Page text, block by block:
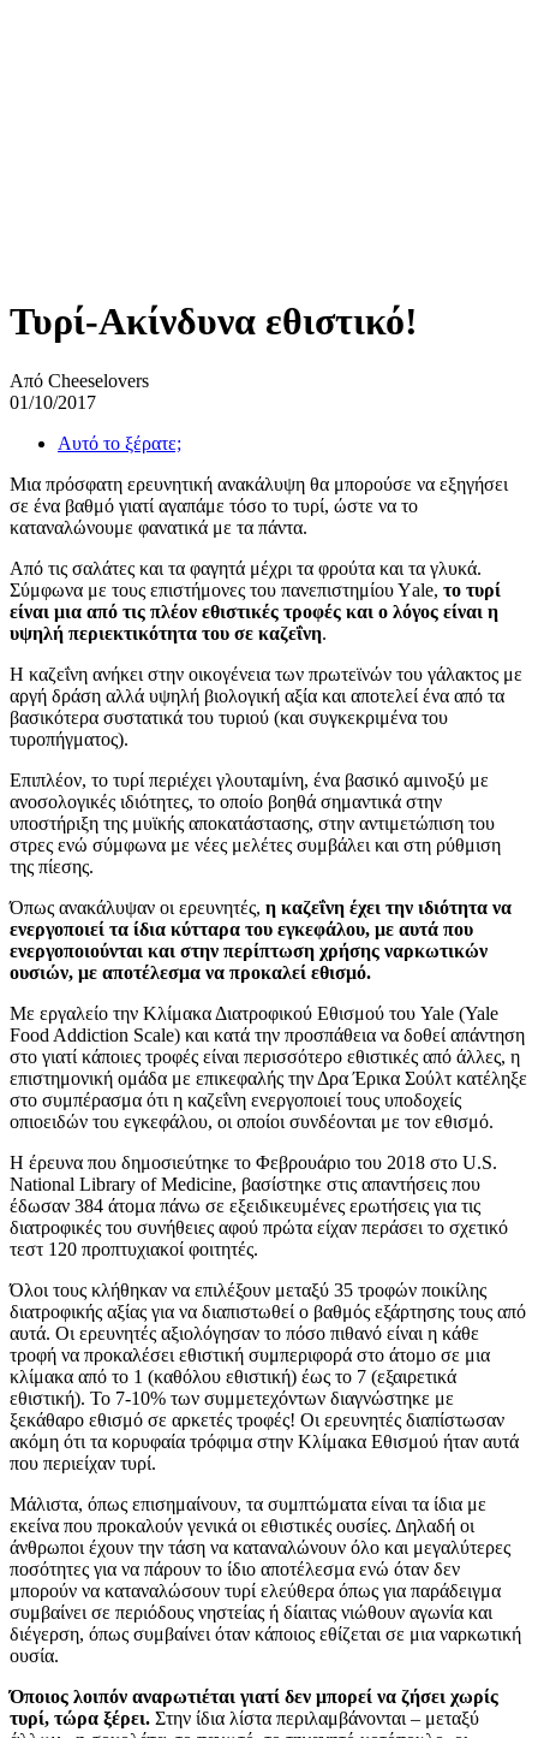
Τυρί-Ακίνδυνα εθιστικό!
Από Cheeselovers
01/10/2017
Αυτό το ξέρατε;
Μια πρόσφατη ερευνητική ανακάλυψη θα μπορούσε να εξηγήσει
σε ένα βαθμό γιατί αγαπάμε τόσο το τυρί, ώστε να το
καταναλώνουμε φανατικά με τα πάντα.
Από τις σαλάτες και τα φαγητά μέχρι τα φρούτα και τα γλυκά.
Σύμφωνα με τους επιστήμονες του πανεπιστημίου Υale, το τυρί
είναι μια από τις πλέον εθιστικές τροφές και ο λόγος είναι η
υψηλή περιεκτικότητα του σε καζεΐνη.
Η καζεΐνη ανήκει στην οικογένεια των πρωτεϊνών του γάλακτος με
αργή δράση αλλά υψηλή βιολογική αξία και αποτελεί ένα από τα
βασικότερα συστατικά του τυριού (και συγκεκριμένα του
τυροπήγματος).
Επιπλέον, το τυρί περιέχει γλουταμίνη, ένα βασικό αμινοξύ με
ανοσολογικές ιδιότητες, το οποίο βοηθά σημαντικά στην
υποστήριξη της μυϊκής αποκατάστασης, στην αντιμετώπιση του
στρες ενώ σύμφωνα με νέες μελέτες συμβάλει και στη ρύθμιση
της πίεσης.
Όπως ανακάλυψαν οι ερευνητές, η καζεΐνη έχει την ιδιότητα να
ενεργοποιεί τα ίδια κύτταρα του εγκεφάλου, με αυτά που
ενεργοποιούνται και στην περίπτωση χρήσης ναρκωτικών
ουσιών, με αποτέλεσμα να προκαλεί εθισμό.
Με εργαλείο την Κλίμακα Διατροφικού Εθισμού του Yale (Yale
Food Addiction Scale) και κατά την προσπάθεια να δοθεί απάντηση
στο γιατί κάποιες τροφές είναι περισσότερο εθιστικές από άλλες, η
επιστημονική ομάδα με επικεφαλής την Δρα Έρικα Σούλτ κατέληξε
στο συμπέρασμα ότι η καζεΐνη ενεργοποιεί τους υποδοχείς
οπιοειδών του εγκεφάλου, οι οποίοι συνδέονται με τον εθισμό.
Η έρευνα που δημοσιεύτηκε το Φεβρουάριο του 2018 στο U.S.
National Library of Medicine, βασίστηκε στις απαντήσεις που
έδωσαν 384 άτομα πάνω σε εξειδικευμένες ερωτήσεις για τις
διατροφικές του συνήθειες αφού πρώτα είχαν περάσει το σχετικό
τεστ 120 προπτυχιακοί φοιτητές.
Όλοι τους κλήθηκαν να επιλέξουν μεταξύ 35 τροφών ποικίλης
διατροφικής αξίας για να διαπιστωθεί ο βαθμός εξάρτησης τους από
αυτά. Οι ερευνητές αξιολόγησαν το πόσο πιθανό είναι η κάθε
τροφή να προκαλέσει εθιστική συμπεριφορά στο άτομο σε μια
κλίμακα από το 1 (καθόλου εθιστική) έως το 7 (εξαιρετικά
εθιστική). Το 7-10% των συμμετεχόντων διαγνώστηκε με
ξεκάθαρο εθισμό σε αρκετές τροφές! Οι ερευνητές διαπίστωσαν
ακόμη ότι τα κορυφαία τρόφιμα στην Κλίμακα Εθισμού ήταν αυτά
που περιείχαν τυρί.
Μάλιστα, όπως επισημαίνουν, τα συμπτώματα είναι τα ίδια με
εκείνα που προκαλούν γενικά οι εθιστικές ουσίες. Δηλαδή οι
άνθρωποι έχουν την τάση να καταναλώνουν όλο και μεγαλύτερες
ποσότητες για να πάρουν το ίδιο αποτέλεσμα ενώ όταν δεν
μπορούν να καταναλώσουν τυρί ελεύθερα όπως για παράδειγμα
συμβαίνει σε περιόδους νηστείας ή δίαιτας νιώθουν αγωνία και
διέγερση, όπως συμβαίνει όταν κάποιος εθίζεται σε μια ναρκωτική
ουσία.
Όποιος λοιπόν αναρωτιέται γιατί δεν μπορεί να ζήσει χωρίς
τυρί, τώρα ξέρει. Στην ίδια λίστα περιλαμβάνονται – μεταξύ